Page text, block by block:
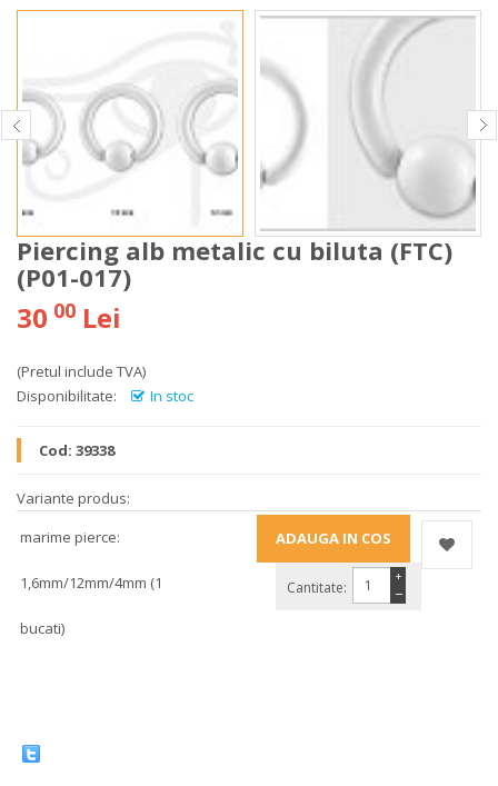
Piercing alb metalic cu biluta (FTC)
(P01-017)
30 00 Lei
(Pretul include TVA)
Disponibilitate:
In stoc
Cod: 39338
Variante produs:
marime pierce:
1,6mm/12mm/4mm (1
bucati)
Cantitate: −
+